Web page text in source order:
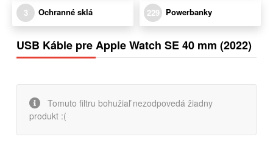
3 Ochranné sklá 229 Powerbanky
USB Káble pre Apple Watch SE 40 mm (2022)
Tomuto filtru bohužiaľ nezodpovedá žiadny
produkt :(